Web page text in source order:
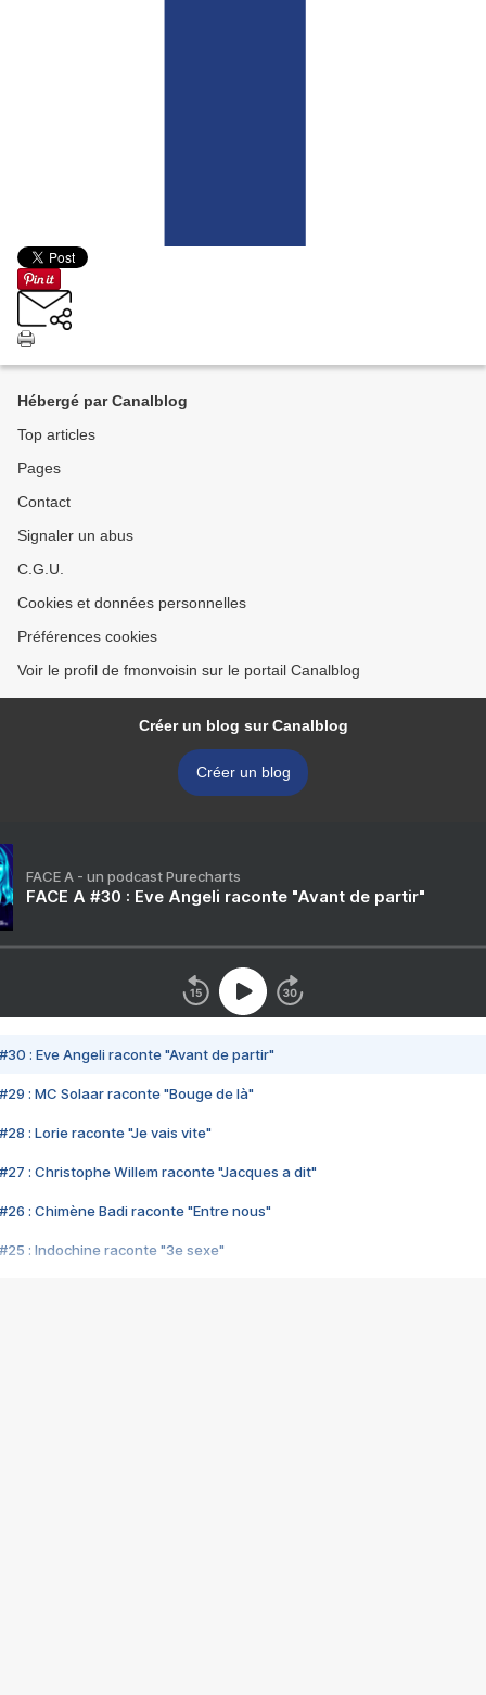
Hébergé par Canalblog
Top articles
Pages
Contact
Signaler un abus
C.G.U.
Cookies et données personnelles
Préférences cookies
Voir le profil de fmonvoisin sur le portail Canalblog
Créer un blog sur Canalblog
Créer un blog
FACE A - un podcast Purecharts
FACE A #30 : Eve Angeli raconte "Avant de partir"
#30 : Eve Angeli raconte "Avant de partir"
#29 : MC Solaar raconte "Bouge de là"
#28 : Lorie raconte "Je vais vite"
#27 : Christophe Willem raconte "Jacques a dit"
#26 : Chimène Badi raconte "Entre nous"
#25 : Indochine raconte "3e sexe"